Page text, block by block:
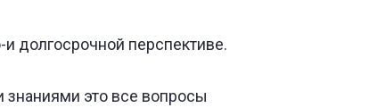
долгосрочной перспективе.
знаниями это все вопросы